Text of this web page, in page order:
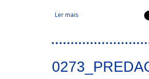
Ler mais acerca de MarRISK,